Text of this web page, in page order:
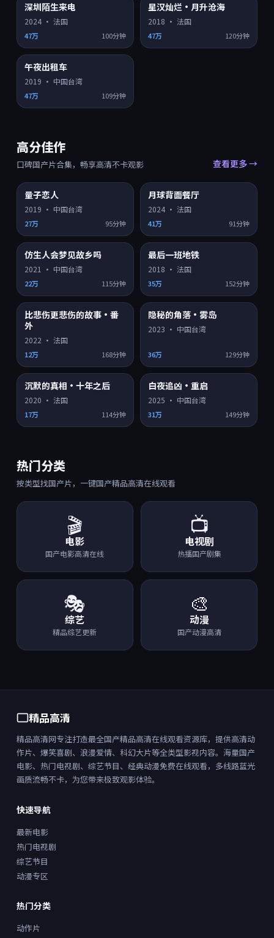
8.4
深圳陌生来电
2024· 法国
47万 100分钟
7.8
星汉灿烂·月升沧海
2018 · 法国
47万 120分钟
8.6
午夜出租车
2019 · 中国台湾
47万 109分钟
高分佳作
口碑国产片合集，畅享高清不卡观影 查看更多 →
9.4
量子恋人
2019 · 中国台湾
27万 95分钟
月球背面餐厅
2024· 法国
41万 91分钟
9.4
仿生人会梦见故乡吗
2021 · 中国台湾
22万 115分钟
9.4
最后一班地铁
2018 · 法国
35万 152分钟
9.3
HD
比悲伤更悲伤的故事·番
外
2022 · 法国
12万 168分钟
9.2
隐秘的角落·雾岛
2023 · 中国台湾
36万 129分钟
9.2
沉默的真相·十年之后
2020 · 法国
17万 114分钟
9.2
白夜追凶·重启
2025 · 中国台湾
31万 149分钟
热门分类
按类型找国产片，一键国产精品高清在线观看
🎬
电影
国产电影高清在线
📺
电视剧
热播国产剧集
🎭
综艺
精品综艺更新
🎨
动漫
国产动漫高清
精品高清
精品高清网专注打造最全国产精品高清在线观看资源库，提供高清动
作片、爆笑喜剧、浪漫爱情、科幻大片等全类型影视内容。海量国产
电影、热门电视剧、综艺节目、经典动漫免费在线观看，多线路蓝光
画质流畅不卡，为您带来极致观影体验。
快速导航
最新电影
热门电视剧
综艺节目
动漫专区
热门分类
动作片